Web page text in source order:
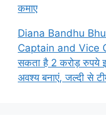
कमाए
Diana Bandhu
Captain and Vice
सकता है 2 करोड़ रुपये
अवश्य बनाएं, जल्दी से